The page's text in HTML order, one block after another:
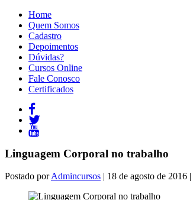
Home
Quem Somos
Cadastro
Depoimentos
Dúvidas?
Cursos Online
Fale Conosco
Certificados
Linguagem Corporal no trabalho
Postado porAdmincursos | 18 de agosto de 2016 |